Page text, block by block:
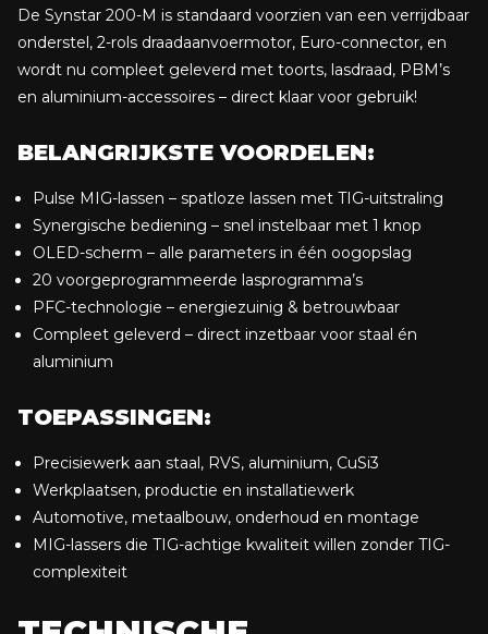
De Synstar 200-M is standaard voorzien van een verrijdbaar
onderstel, 2-rols draadaanvoermotor, Euro-connector, en
wordt nu compleet geleverd met toorts, lasdraad, PBM’s
en aluminium-accessoires – direct klaar voor gebruik!
BELANGRIJKSTE VOORDELEN:
Pulse MIG-lassen – spatloze lassen met TIG-uitstraling
Synergische bediening – snel instelbaar met 1 knop
OLED-scherm – alle parameters in één oogopslag
20 voorgeprogrammeerde lasprogramma’s
PFC-technologie – energiezuinig & betrouwbaar
Compleet geleverd – direct inzetbaar voor staal én
aluminium
TOEPASSINGEN:
Precisiewerk aan staal, RVS, aluminium, CuSi3
Werkplaatsen, productie en installatiewerk
Automotive, metaalbouw, onderhoud en montage
MIG-lassers die TIG-achtige kwaliteit willen zonder TIG-
complexiteit